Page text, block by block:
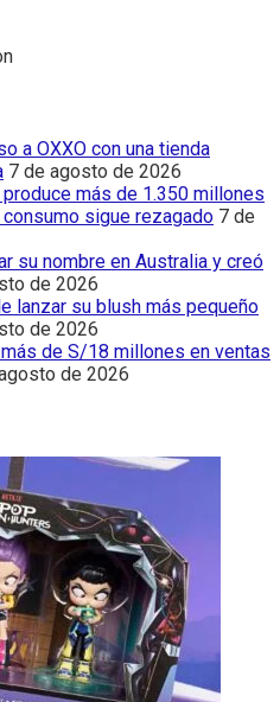
a OXXO con una tienda
7 de agosto de 2026
más de 1.350 millones
sigue rezagado 7 de
su nombre en Australia y creó
de 2026
lanzar su blush más pequeño
de 2026
de S/18 millones en ventas
de 2026